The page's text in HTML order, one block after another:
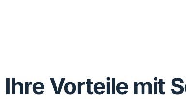
Ihre Vorteile mit